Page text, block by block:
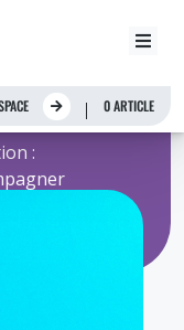
0 ARTICLE
>
: